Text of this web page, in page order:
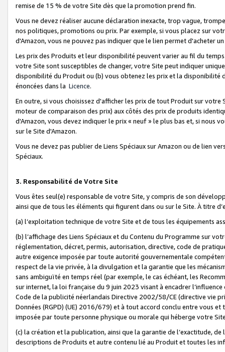
remise de 15 % de votre Site dès que la promotion prend fin.
Vous ne devez réaliser aucune déclaration inexacte, trop vague,
nos politiques, promotions ou prix. Par exemple, si vous placez sur
d'Amazon, vous ne pouvez pas indiquer que le lien permet d'acheter
Les prix des Produits et leur disponibilité peuvent varier au fil du
votre Site sont susceptibles de changer, votre Site peut indiquer
disponibilité du Produit ou (b) vous obtenez les prix et la disponibilité
énoncées dans la Licence.
En outre, si vous choisissez d'afficher les prix de tout Produit sur
moteur de comparaison des prix) aux côtés des prix de produits
d'Amazon, vous devez indiquer le prix « neuf » le plus bas et, si nous
sur le Site d'Amazon.
Vous ne devez pas publier de Liens Spéciaux sur Amazon ou de lien
Spéciaux.
3. Responsabilité de Votre Site
Vous êtes seul(e) responsable de votre Site, y compris de son
ainsi que de tous les éléments qui figurent dans ou sur le Site. À titre
(a) l’exploitation technique de votre Site et de tous les équipements
(b) l’affichage des Liens Spéciaux et du Contenu du Programme sur
réglementation, décret, permis, autorisation, directive, code de
autre exigence imposée par toute autorité gouvernementale
respect de la vie privée, à la divulgation et la garantie que les
sans ambiguïté en temps réel (par exemple, le cas échéant, les
sur internet, la loi française du 9 juin 2023 visant à encadrer
Code de la publicité néerlandais Directive 2002/58/CE (directive vie
Données (RGPD) (UE) 2016/679) et à tout accord conclu entre vous
imposée par toute personne physique ou morale qui héberge votre
(c) la création et la publication, ainsi que la garantie de l’exactitude,
descriptions de Produits et autre contenu lié au Produit et toutes les